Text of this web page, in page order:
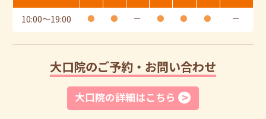
10:00〜19:00 ● ● ー ● ● ● ー
大口院のご予約・お問い合わせ
大口院の詳細はこちら